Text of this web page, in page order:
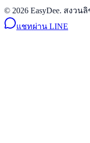
© 2026 EasyDee. สงวน
แชทผ่าน LINE